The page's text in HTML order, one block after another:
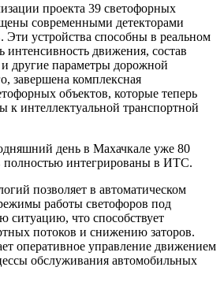
проекта 39 светофорных
современными детекторами
Эти устройства способны в реальном
интенсивность движения, состав
другие параметры дорожной
завершена комплексная
объектов, которые теперь
к интеллектуальной транспортной
день в Махачкале уже 80
полностью интегрированы в ИТС.
позволяет в автоматическом
работы светофоров под
ситуацию, что способствует
потоков и снижению заторов.
оперативное управление движением
обслуживания автомобильных